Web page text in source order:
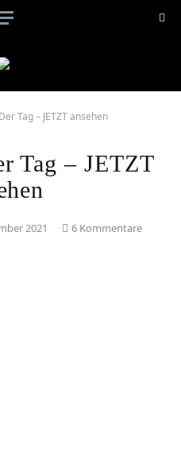
Tag – JETZT ansehen
Tag – JETZT
2021 6 Kommentare